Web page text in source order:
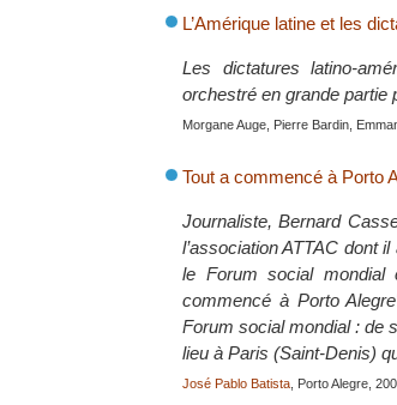
L’Amérique latine et les
Les dictatures latino-
orchestré en grande partie
Morgane Auge, Pierre Bardin,
Tout a commencé à Porto
Journaliste, Bernard
l’association ATTAC dont
le Forum social
commencé à Porto
Forum social mondial : de
lieu à Paris (Saint-Denis)
José Pablo Batista , Porto Alegre,